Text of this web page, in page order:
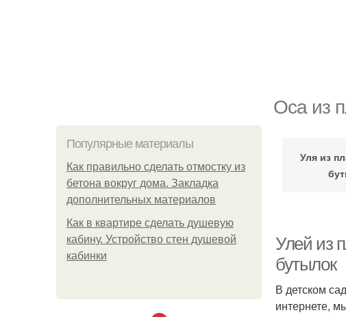
Оса из
Популярные материалы
Как правильно сделать отмостку из
бетона вокруг дома. Закладка
дополнительных материалов
Как в квартире сделать душевую
кабину. Устройство стен душевой
кабинки
Уля из
Улей из
бутылок
В детском
интернете,